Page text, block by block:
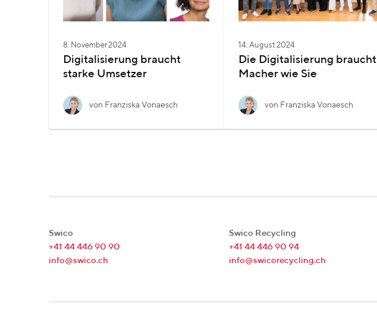
8. November 2024
Digitalisierung braucht
starke Umsetzer
von Franziska Vonaesch
14. August 2024
Die Digitalisierung braucht
Macher wie Sie
von Franziska Vonaesch
Swico
+41 44 446 90 90
info@swico.ch
Swico Recycling
+41 44 446 90 94
info@swicorecycling.ch